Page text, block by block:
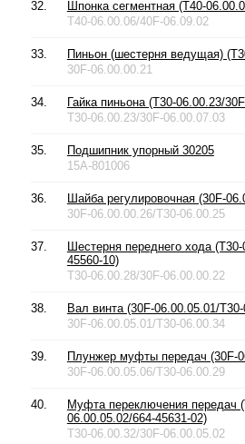
32.
Шпонка сегментная (T40-
T40-06.00.06/40F-06.09.02
33.
Пиньон (шестерня ведущая)
30F-06.00.00.21
34.
Гайка пиньона (T30-06.00.23/
T30-06.00.23/30F-06.00.07.03
35.
Подшипник упорный 30205
15A-801006
36.
Шайба регулировочная (30F-
30F-06.00.00.26/T30-06.00.25
37.
Шестерня переднего хода
45560-10)
T30-06.00.28/30F-06.00.00.22
38.
Вал винта (30F-06.00.05.01/
30F-06.00.05.01/T30-06.00.34
39.
Плунжер муфты передач (30F-
30F-06.00.05.06/T30-06.00.29
40.
Муфта переключения передач
06.00.05.02/664-45631-02)
T30-06.00.32/30F-06.00.05.02